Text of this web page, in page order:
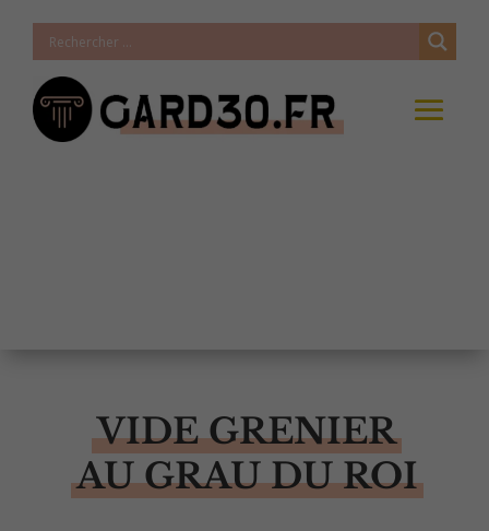
VIDE GRENIER
AU GRAU DU ROI